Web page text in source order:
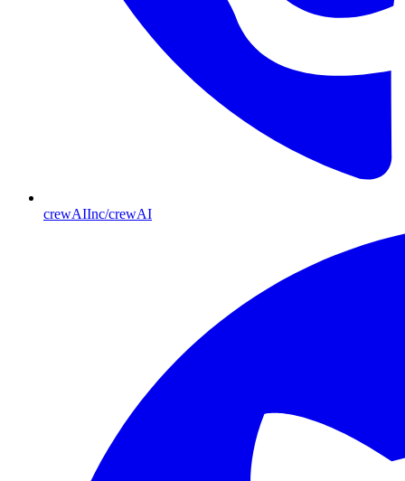
crewAIInc/crewAI